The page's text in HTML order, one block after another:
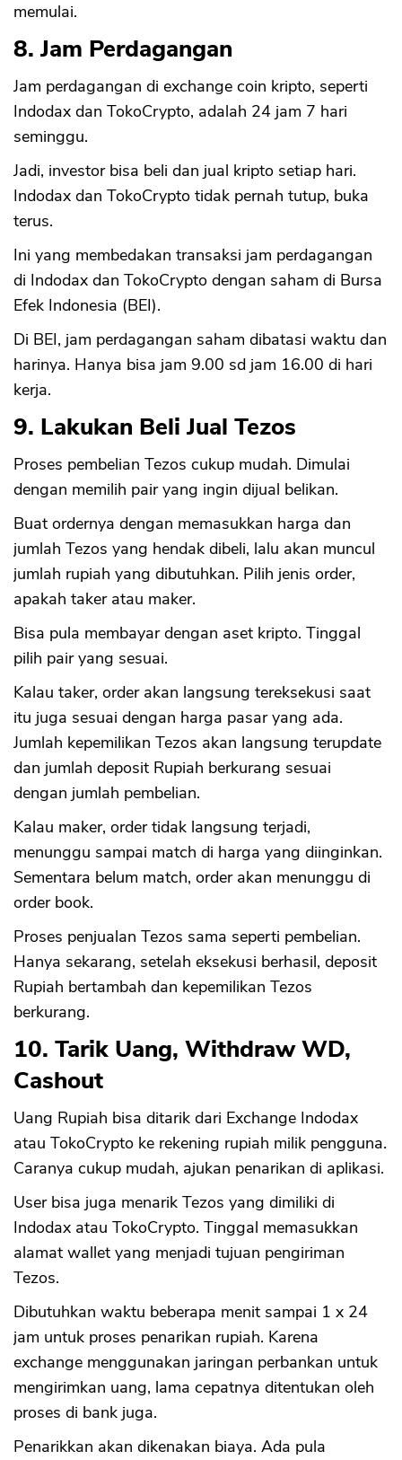
memulai.
8. Jam Perdagangan
Jam perdagangan di exchange coin kripto, seperti
Indodax dan TokoCrypto, adalah 24 jam 7 hari
seminggu.
Jadi, investor bisa beli dan jual kripto setiap hari.
Indodax dan TokoCrypto tidak pernah tutup, buka
terus.
Ini yang membedakan transaksi jam perdagangan
di Indodax dan TokoCrypto dengan saham di Bursa
Efek Indonesia (BEI).
Di BEI, jam perdagangan saham dibatasi waktu dan
harinya. Hanya bisa jam 9.00 sd jam 16.00 di hari
kerja.
9. Lakukan Beli Jual Tezos
Proses pembelian Tezos cukup mudah. Dimulai
dengan memilih pair yang ingin dijual belikan.
Buat ordernya dengan memasukkan harga dan
jumlah Tezos yang hendak dibeli, lalu akan muncul
jumlah rupiah yang dibutuhkan. Pilih jenis order,
apakah taker atau maker.
Bisa pula membayar dengan aset kripto. Tinggal
pilih pair yang sesuai.
Kalau taker, order akan langsung tereksekusi saat
itu juga sesuai dengan harga pasar yang ada.
Jumlah kepemilikan Tezos akan langsung terupdate
dan jumlah deposit Rupiah berkurang sesuai
dengan jumlah pembelian.
Kalau maker, order tidak langsung terjadi,
menunggu sampai match di harga yang diinginkan.
Sementara belum match, order akan menunggu di
order book.
Proses penjualan Tezos sama seperti pembelian.
Hanya sekarang, setelah eksekusi berhasil, deposit
Rupiah bertambah dan kepemilikan Tezos
berkurang.
10. Tarik Uang, Withdraw WD,
Cashout
Uang Rupiah bisa ditarik dari Exchange Indodax
atau TokoCrypto ke rekening rupiah milik pengguna.
Caranya cukup mudah, ajukan penarikan di aplikasi.
User bisa juga menarik Tezos yang dimiliki di
Indodax atau TokoCrypto. Tinggal memasukkan
alamat wallet yang menjadi tujuan pengiriman
Tezos.
Dibutuhkan waktu beberapa menit sampai 1 x 24
jam untuk proses penarikan rupiah. Karena
exchange menggunakan jaringan perbankan untuk
mengirimkan uang, lama cepatnya ditentukan oleh
proses di bank juga.
Penarikkan akan dikenakan biaya. Ada pula